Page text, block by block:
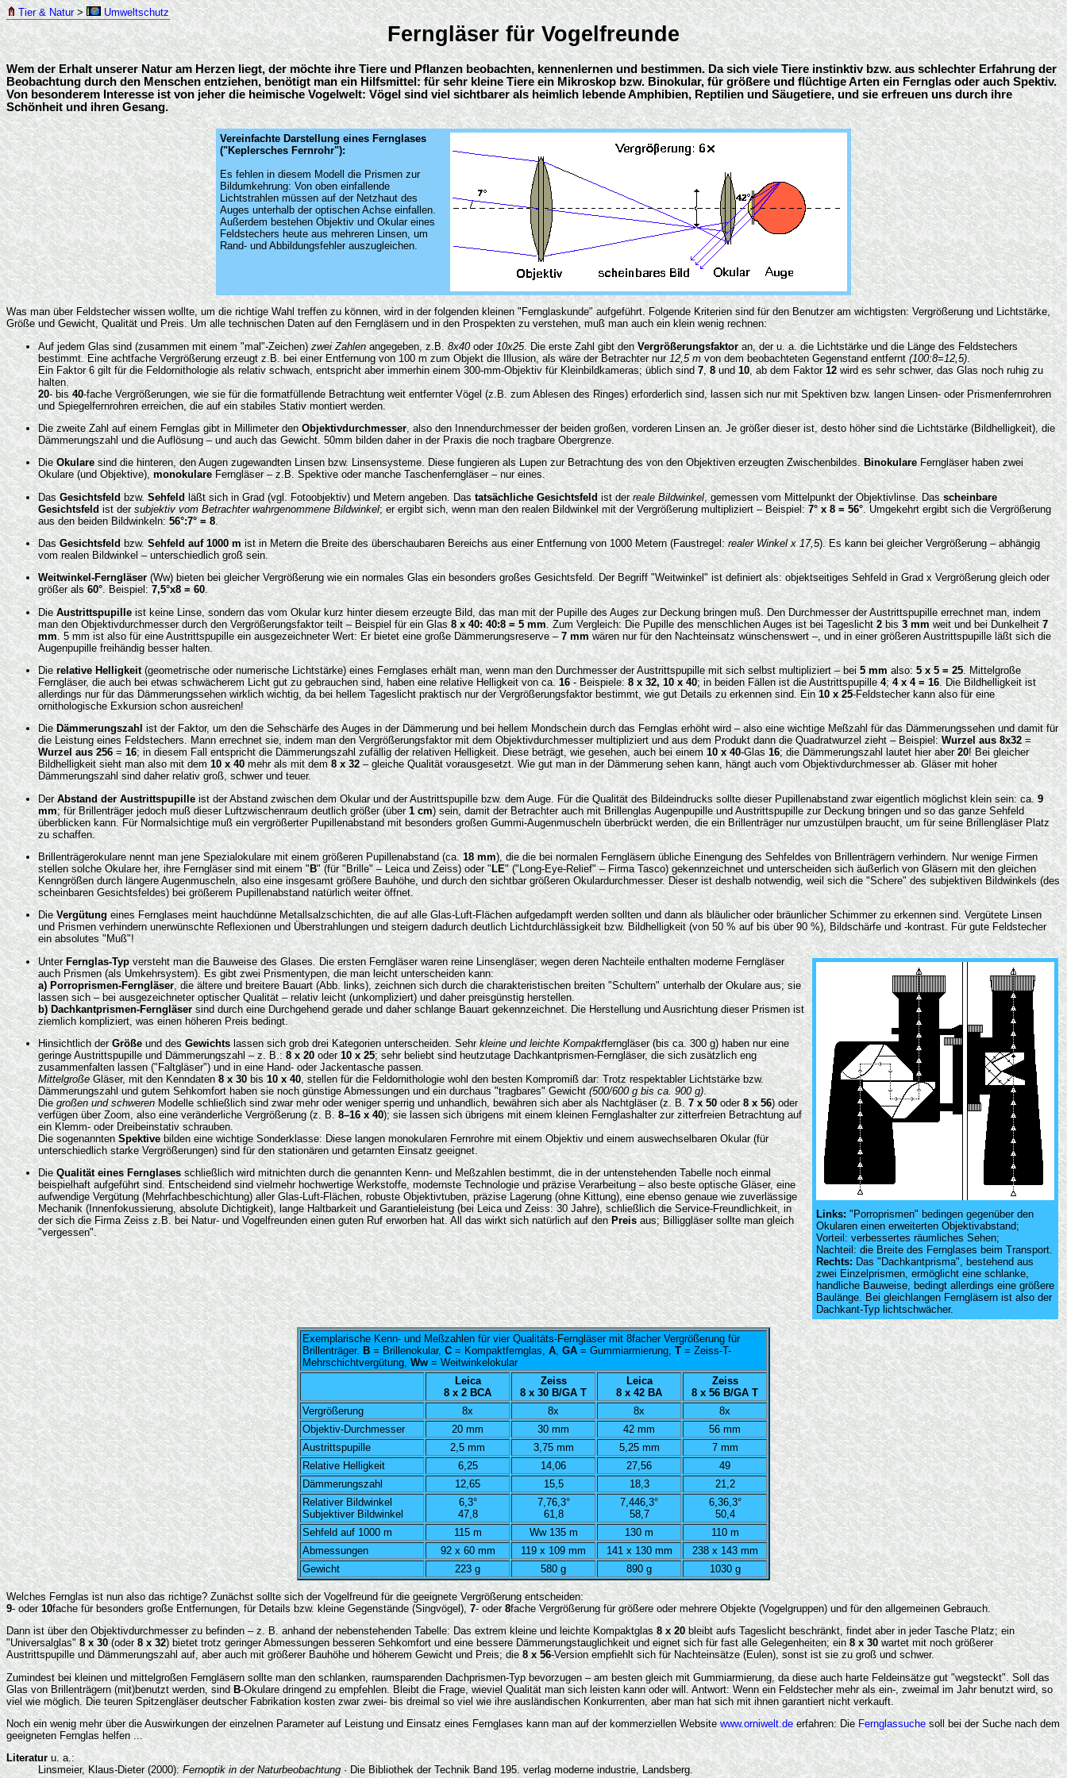
Tier & Natur> Umweltschutz
Ferngläser für Vogelfreunde
Wem der Erhalt unserer Natur am Herzen liegt, der möchte ihre Tiere und Pflanzen beobachten, kennenlernen und bestimmen. Da sich viele Tiere instinktiv bzw. aus schlechter Erfahrung der
Beobachtung durch den Menschen entziehen, benötigt man ein Hilfsmittel: für sehr kleine Tiere ein Mikroskop bzw. Binokular, für größere und flüchtige Arten ein Fernglas oder auch Spektiv.
Von besonderem Interesse ist von jeher die heimische Vogelwelt: Vögel sind viel sichtbarer als heimlich lebende Amphibien, Reptilien und Säugetiere, und sie erfreuen uns durch ihre
Schönheit und ihren Gesang.
Vereinfachte Darstellung eines Fernglases
("Keplersches Fernrohr"):
Es fehlen in diesem Modell die Prismen zur
Bildumkehrung: Von oben einfallende
Lichtstrahlen müssen auf der Netzhaut des
Auges unterhalb der optischen Achse einfallen.
Außerdem bestehen Objektiv und Okular eines
Feldstechers heute aus mehreren Linsen, um
Rand- und Abbildungsfehler auszugleichen.
Was man über Feldstecher wissen wollte, um die richtige Wahl treffen zu können, wird in der folgenden kleinen "Fernglaskunde" aufgeführt. Folgende Kriterien sind für den Benutzer am wichtigsten: Vergrößerung und Lichtstärke,
Größe und Gewicht, Qualität und Preis. Um alle technischen Daten auf den Ferngläsern und in den Prospekten zu verstehen, muß man auch ein klein wenig rechnen:
Auf jedem Glas sind (zusammen mit einem "mal"-Zeichen) zwei Zahlenangegeben, z.B. 8x40oder 10x25. Die erste Zahl gibt denVergrößerungsfaktoran, der u. a. die Lichtstärke und die Länge des Feldstechers
bestimmt. Eine achtfache Vergrößerung erzeugt z.B. bei einer Entfernung von 100 m zum Objekt die Illusion, als wäre der Betrachter nur12,5 mvon dem beobachteten Gegenstand entfernt(100:8=12,5).
Ein Faktor 6 gilt für die Feldornithologie als relativ schwach, entspricht aber immerhin einem 300-mm-Objektiv für Kleinbildkameras; üblich sind 7 ,8 und 10 , ab dem Faktor 12wird es sehr schwer, das Glas noch ruhig zu
halten.
20- bis 40-fache Vergrößerungen, wie sie für die formatfüllende Betrachtung weit entfernter Vögel (z.B. zum Ablesen des Ringes) erforderlich sind, lassen sich nur mit Spektiven bzw. langen Linsen- oder Prismenfernrohren
und Spiegelfernrohren erreichen, die auf ein stabiles Stativ montiert werden.
Die zweite Zahl auf einem Fernglas gibt in Millimeter den Objektivdurchmesser , also den Innendurchmesser der beiden großen, vorderen Linsen an. Je größer dieser ist, desto höher sind die Lichtstärke (Bildhelligkeit), die
Dämmerungszahl und die Auflösung – und auch das Gewicht. 50mm bilden daher in der Praxis die noch tragbare Obergrenze.
DieOkularesind die hinteren, den Augen zugewandten Linsen bzw. Linsensysteme. Diese fungieren als Lupen zur Betrachtung des von den Objektiven erzeugten Zwischenbildes. BinokulareFerngläser haben zwei
Okulare (und Objektive),monokulareFerngläser – z.B. Spektive oder manche Taschenferngläser – nur eines.
DasGesichtsfeldbzw.Sehfeld läßt sich in Grad (vgl. Fotoobjektiv) und Metern angeben. Dastatsächliche Gesichtsfeld ist derreale Bildwinkel, gemessen vom Mittelpunkt der Objektivlinse. Dasscheinbare
Gesichtsfeldist dersubjektiv vom Betrachter wahrgenommene Bildwinkel; er ergibt sich, wenn man den realen Bildwinkel mit der Vergrößerung multipliziert – Beispiel:7° x 8 = 56°. Umgekehrt ergibt sich die Vergrößerung
aus den beiden Bildwinkeln:56°:7° = 8.
DasGesichtsfeldbzw.Sehfeld auf 1000 mist in Metern die Breite des überschaubaren Bereichs aus einer Entfernung von 1000 Metern (Faustregel: realer Winkel x 17,5). Es kann bei gleicher Vergrößerung – abhängig
vom realen Bildwinkel – unterschiedlich groß sein.
Weitwinkel-Ferngläser(Ww) bieten bei gleicher Vergrößerung wie ein normales Glas ein besonders großes Gesichtsfeld. Der Begriff "Weitwinkel" ist definiert als: objektseitiges Sehfeld in Grad x Vergrößerung gleich oder
größer als 60°. Beispiel:7,5°x8 = 60.
DieAustrittspupille ist keine Linse, sondern das vom Okular kurz hinter diesem erzeugte Bild, das man mit der Pupille des Auges zur Deckung bringen muß. Den Durchmesser der Austrittspupille errechnet man, indem
man den Objektivdurchmesser durch den Vergrößerungsfaktor teilt – Beispiel für ein Glas8 x 40: 40:8 = 5 mm. Zum Vergleich: Die Pupille des menschlichen Auges ist bei Tageslicht2 bis3 mmweit und bei Dunkelheit7
mm. 5 mm ist also für eine Austrittspupille ein ausgezeichneter Wert: Er bietet eine große Dämmerungsreserve –7 mmwären nur für den Nachteinsatz wünschenswert –, und in einer größeren Austrittspupille läßt sich die
Augenpupille freihändig besser halten.
Dierelative Helligkeit(geometrische oder numerische Lichtstärke) eines Fernglases erhält man, wenn man den Durchmesser der Austrittspupille mit sich selbst multipliziert – bei 5 mmalso: 5 x 5 = 25. Mittelgroße
Ferngläser, die auch bei etwas schwächerem Licht gut zu gebrauchen sind, haben eine relative Helligkeit von ca. 16- Beispiele:8 x 32, 10 x 40; in beiden Fällen ist die Austrittspupille4; 4 x 4 = 16. Die Bildhelligkeit ist
allerdings nur für das Dämmerungssehen wirklich wichtig, da bei hellem Tageslicht praktisch nur der Vergrößerungsfaktor bestimmt, wie gut Details zu erkennen sind. Ein10 x 25-Feldstecher kann also für eine
ornithologische Exkursion schon ausreichen!
DieDämmerungszahl ist der Faktor, um den die Sehschärfe des Auges in der Dämmerung und bei hellem Mondschein durch das Fernglas erhöht wird – also eine wichtige Meßzahl für das Dämmerungssehen und damit für
die Leistung eines Feldstechers. Mann errechnet sie, indem man den Vergrößerungsfaktor mit dem Objektivdurchmesser multipliziert und aus dem Produkt dann die Quadratwurzel zieht – Beispiel:Wurzel aus 8x32 =
Wurzel aus 256=16; in diesem Fall entspricht die Dämmerungszahl zufällig der relativen Helligkeit. Diese beträgt, wie gesehen, auch bei einem10 x 40-Glas 16; die Dämmerungszahl lautet hier aber20! Bei gleicher
Bildhelligkeit sieht man also mit dem10 x 40mehr als mit dem 8 x 32– gleiche Qualität vorausgesetzt. Wie gut man in der Dämmerung sehen kann, hängt auch vom Objektivdurchmesser ab. Gläser mit hoher
Dämmerungszahl sind daher relativ groß, schwer und teuer.
DerAbstand der Austrittspupilleist der Abstand zwischen dem Okular und der Austrittspupille bzw. dem Auge. Für die Qualität des Bildeindrucks sollte dieser Pupillenabstand zwar eigentlich möglichst klein sein: ca.9
mm; für Brillenträger jedoch muß dieser Luftzwischenraum deutlich größer (über1 cm) sein, damit der Betrachter auch mit Brillenglas Augenpupille und Austrittspupille zur Deckung bringen und so das ganze Sehfeld
überblicken kann. Für Normalsichtige muß ein vergrößerter Pupillenabstand mit besonders großen Gummi-Augenmuscheln überbrückt werden, die ein Brillenträger nur umzustülpen braucht, um für seine Brillengläser Platz
zu schaffen.
Brillenträgerokulare nennt man jene Spezialokulare mit einem größeren Pupillenabstand (ca.18 mm), die die bei normalen Ferngläsern übliche Einengung des Sehfeldes von Brillenträgern verhindern. Nur wenige Firmen
stellen solche Okulare her, ihre Ferngläser sind mit einem "B" (für "Brille" – Leica und Zeiss) oder "LE" ("Long-Eye-Relief" – Firma Tasco) gekennzeichnet und unterscheiden sich äußerlich von Gläsern mit den gleichen
Kenngrößen durch längere Augenmuscheln, also eine insgesamt größere Bauhöhe, und durch den sichtbar größeren Okulardurchmesser. Dieser ist deshalb notwendig, weil sich die "Schere" des subjektiven Bildwinkels (des
scheinbaren Gesichtsfeldes) bei größerem Pupillenabstand natürlich weiter öffnet.
Die Vergütungeines Fernglases meint hauchdünne Metallsalzschichten, die auf alle Glas-Luft-Flächen aufgedampft werden sollten und dann als bläulicher oder bräunlicher Schimmer zu erkennen sind. Vergütete Linsen
und Prismen verhindern unerwünschte Reflexionen und Überstrahlungen und steigern dadurch deutlich Lichtdurchlässigkeit bzw. Bildhelligkeit (von 50 % auf bis über 90 %), Bildschärfe und -kontrast. Für gute Feldstecher
ein absolutes "Muß"!
Links: "Porroprismen" bedingen gegenüber den
Okularen einen erweiterten Objektivabstand;
Vorteil: verbessertes räumliches Sehen;
Nachteil: die Breite des Fernglases beim Transport.
Rechts: Das "Dachkantprisma", bestehend aus
zwei Einzelprismen, ermöglicht eine schlanke,
handliche Bauweise, bedingt allerdings eine größere
Baulänge. Bei gleichlangen Ferngläsern ist also der
Dachkant-Typ lichtschwächer.
UnterFernglas-Typ versteht man die Bauweise des Glases. Die ersten Ferngläser waren reine Linsengläser; wegen deren Nachteile enthalten moderne Ferngläser
auch Prismen (als Umkehrsystem). Es gibt zwei Prismentypen, die man leicht unterscheiden kann:
a) Porroprismen-Ferngläser , die ältere und breitere Bauart (Abb. links), zeichnen sich durch die charakteristischen breiten "Schultern" unterhalb der Okulare aus; sie
lassen sich – bei ausgezeichneter optischer Qualität – relativ leicht (unkompliziert) und daher preisgünstig herstellen.
b) Dachkantprismen-Ferngläsersind durch eine Durchgehend gerade und daher schlange Bauart gekennzeichnet. Die Herstellung und Ausrichtung dieser Prismen ist
ziemlich kompliziert, was einen höheren Preis bedingt.
Hinsichtlich derGröße und desGewichtslassen sich grob drei Kategorien unterscheiden. Sehrkleine und leichte Kompaktferngläser (bis ca. 300 g) haben nur eine
geringe Austrittspupille und Dämmerungszahl – z. B.: 8 x 20oder 10 x 25; sehr beliebt sind heutzutage Dachkantprismen-Ferngläser, die sich zusätzlich eng
zusammenfalten lassen ("Faltgläser") und in eine Hand- oder Jackentasche passen.
Mittelgroße Gläser, mit den Kenndaten 8 x 30bis10 x 40 , stellen für die Feldornithologie wohl den besten Kompromiß dar: Trotz respektabler Lichtstärke bzw.
Dämmerungszahl und gutem Sehkomfort haben sie noch günstige Abmessungen und ein durchaus "tragbares" Gewicht(500/600 g bis ca. 900 g).
Die großen und schwerenModelle schließlich sind zwar mehr oder weniger sperrig und unhandlich, bewähren sich aber als Nachtgläser (z. B.7 x 50 oder8 x 56) oder
verfügen über Zoom, also eine veränderliche Vergrößerung (z. B.8–16 x 40); sie lassen sich übrigens mit einem kleinen Fernglashalter zur zitterfreien Betrachtung auf
ein Klemm- oder Dreibeinstativ schrauben.
Die sogenanntenSpektivebilden eine wichtige Sonderklasse: Diese langen monokularen Fernrohre mit einem Objektiv und einem auswechselbaren Okular (für
unterschiedlich starke Vergrößerungen) sind für den stationären und getarnten Einsatz geeignet.
Die Qualität eines Fernglasesschließlich wird mitnichten durch die genannten Kenn- und Meßzahlen bestimmt, die in der untenstehenden Tabelle noch einmal
beispielhaft aufgeführt sind. Entscheidend sind vielmehr hochwertige Werkstoffe, modernste Technologie und präzise Verarbeitung – also beste optische Gläser, eine
aufwendige Vergütung (Mehrfachbeschichtung) aller Glas-Luft-Flächen, robuste Objektivtuben, präzise Lagerung (ohne Kittung), eine ebenso genaue wie zuverlässige
Mechanik (Innenfokussierung, absolute Dichtigkeit), lange Haltbarkeit und Garantieleistung (bei Leica und Zeiss: 30 Jahre), schließlich die Service-Freundlichkeit, in
der sich die Firma Zeiss z.B. bei Natur- und Vogelfreunden einen guten Ruf erworben hat. All das wirkt sich natürlich auf den Preisaus; Billiggläser sollte man gleich
"vergessen".
Exemplarische Kenn- und Meßzahlen für vier Qualitäts-Ferngläser mit 8facher Vergrößerung für
Brillenträger. B = Brillenokular, C = Kompaktfernglas, A GA = Gummiarmierung, T = Zeiss-T-
Mehrschichtvergütung, Ww = Weitwinkelokular
Leica
8 x 2 BCA
Zeiss
8 x 30 B/GA T
Leica
8 x 42 BA
Zeiss
8 x 56 B/GA T
Vergrößerung
8x 8x 8x
8x
Objektiv-Durchmesser
20 mm 30 mm 42 mm
56 mm
Austrittspupille
2,5 mm 3,75 mm 5,25 mm
7 mm
Relative Helligkeit
6,25 14,06 27,56
49
Dämmerungszahl
12,65 15,5 18,3
21,2
Relativer Bildwinkel
Subjektiver Bildwinkel
6,3°
47,8
7,76,3°
61,8
7,446,3°
58,7
6,36,3°
50,4
Sehfeld auf 1000 m
115 m Ww 135 m 130 m
110 m
Abmessungen
92 x 60 mm 119 x 109 mm 141 x 130 mm
238 x 143 mm
Gewicht
223 g 580 g 890 g 1030 g
Welches Fernglas ist nun also das richtige? Zunächst sollte sich der Vogelfreund für die geeignete Vergrößerung entscheiden:
9- oder10fache für besonders große Entfernungen, für Details bzw. kleine Gegenstände (Singvögel),7- oder8fache Vergrößerung für größere oder mehrere Objekte (Vogelgruppen) und für den allgemeinen Gebrauch.
Dann ist über den Objektivdurchmesser zu befinden – z. B. anhand der nebenstehenden Tabelle: Das extrem kleine und leichte Kompaktglas8 x 20bleibt aufs Tageslicht beschränkt, findet aber in jeder Tasche Platz; ein
"Universalglas"8 x 30 (oder8 x 32) bietet trotz geringer Abmessungen besseren Sehkomfort und eine bessere Dämmerungstauglichkeit und eignet sich für fast alle Gelegenheiten; ein 8 x 30wartet mit noch größerer
Austrittspupille und Dämmerungszahl auf, aber auch mit größerer Bauhöhe und höherem Gewicht und Preis; die8 x 56-Version empfiehlt sich für Nachteinsätze (Eulen), sonst ist sie zu groß und schwer.
Zumindest bei kleinen und mittelgroßen Ferngläsern sollte man den schlanken, raumsparenden Dachprismen-Typ bevorzugen – am besten gleich mit Gummiarmierung, da diese auch harte Feldeinsätze gut "wegsteckt". Soll das
Glas von Brillenträgern (mit)benutzt werden, sind B-Okulare dringend zu empfehlen. Bleibt die Frage, wieviel Qualität man sich leisten kann oder will. Antwort: Wenn ein Feldstecher mehr als ein-, zweimal im Jahr benutzt wird, so
viel wie möglich. Die teuren Spitzengläser deutscher Fabrikation kosten zwar zwei- bis dreimal so viel wie ihre ausländischen Konkurrenten, aber man hat sich mit ihnen garantiert nicht verkauft.
Noch ein wenig mehr über die Auswirkungen der einzelnen Parameter auf Leistung und Einsatz eines Fernglases kann man auf der kommerziellen Website www.orniwelt.deerfahren: DieFernglassuchesoll bei der Suche nach dem
geeigneten Fernglas helfen ...
Literaturu. a.:
Linsmeier, Klaus-Dieter (2000):Fernoptik in der Naturbeobachtung · Die Bibliothek der Technik Band 195. verlag moderne industrie, Landsberg.